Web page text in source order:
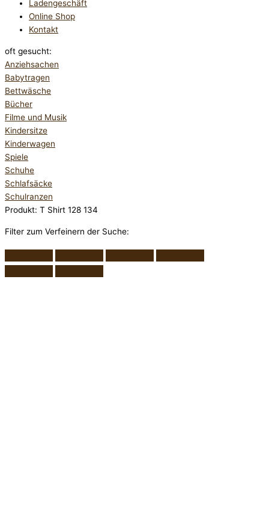
Ladengeschäft
Online Shop
Kontakt
oft gesucht:
Anziehsachen
Babytragen
Bettwäsche
Bücher
Filme und Musik
Kindersitze
Kinderwagen
Spiele
Schuhe
Schlafsäcke
Schulranzen
Produkt: T Shirt 128 134
Filter zum Verfeinern der Suche: